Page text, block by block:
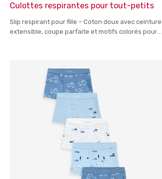
Culottes respirantes pour tout-petits
Slip respirant pour fille – Coton doux avec ceinture
extensible, coupe parfaite et motifs colorés pour